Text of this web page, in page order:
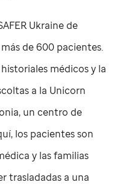
Ukraine de
de 600 pacientes.
médicos y la
a la Unicorn
un centro de
los pacientes son
y las familias
trasladadas a una